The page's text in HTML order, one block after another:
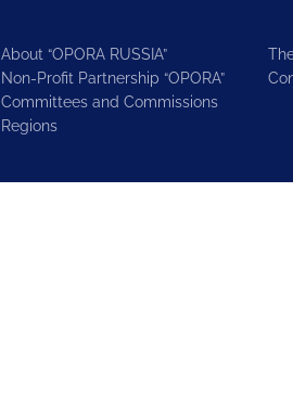
About “OPORA RUSSIA”
Non-Profit Partnership “OPORA”
Committees and Commissions
Regions